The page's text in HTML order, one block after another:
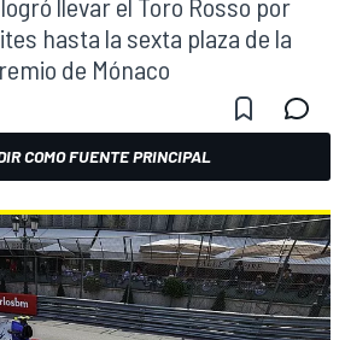
hasta la sexta plaza de la
de Mónaco
COMO FUENTE PRINCIPAL